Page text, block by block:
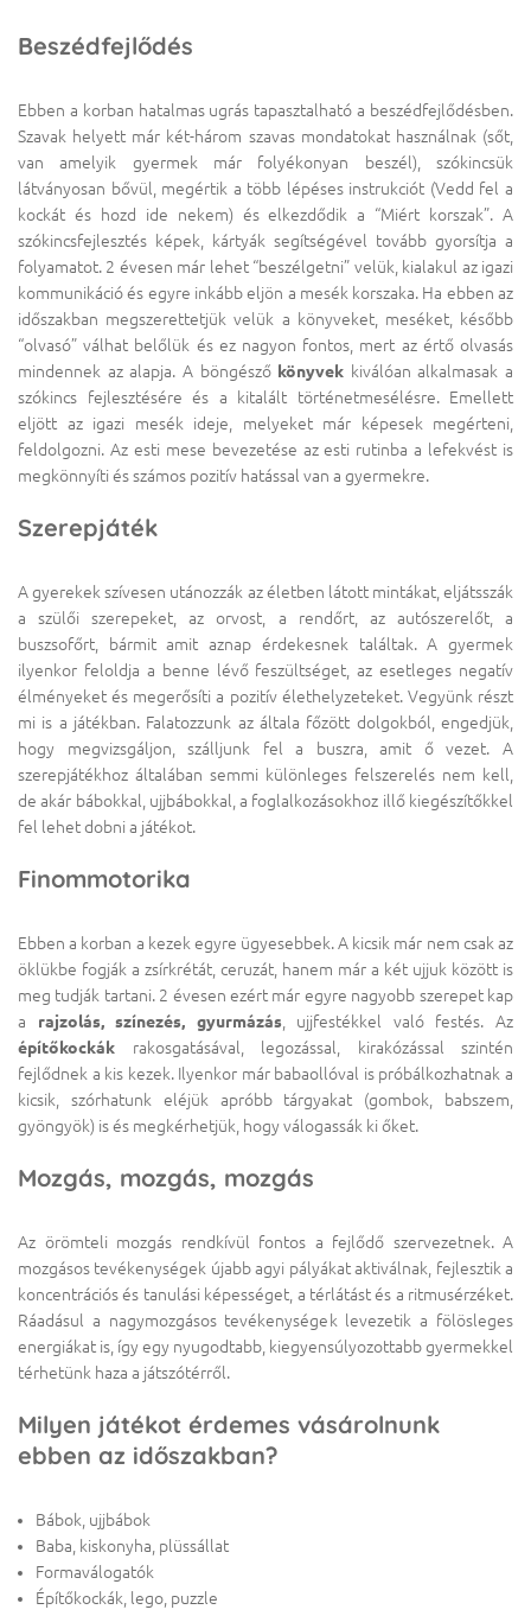
Beszédfejlődés
Ebben a korban hatalmas ugrás tapasztalható a beszédfejlődésben.
Szavak helyett már két-három szavas mondatokat használnak (sőt,
van amelyik gyermek már folyékonyan beszél), szókincsük
látványosan bővül, megértik a több lépéses instrukciót (Vedd fel a
kockát és hozd ide nekem) és elkezdődik a “Miért korszak”. A
szókincsfejlesztés képek, kártyák segítségével tovább gyorsítja a
folyamatot. 2 évesen már lehet “beszélgetni” velük, kialakul az igazi
kommunikáció és egyre inkább eljön a mesék korszaka. Ha ebben az
időszakban megszerettetjük velük a könyveket, meséket, később
“olvasó” válhat belőlük és ez nagyon fontos, mert az értő olvasás
mindennek az alapja. A böngésző könyvek kiválóan alkalmasak a
szókincs fejlesztésére és a kitalált történetmesélésre. Emellett
eljött az igazi mesék ideje, melyeket már képesek megérteni,
feldolgozni. Az esti mese bevezetése az esti rutinba a lefekvést is
megkönnyíti és számos pozitív hatással van a gyermekre.
Szerepjáték
A gyerekek szívesen utánozzák az életben látott mintákat, eljátsszák
a szülői szerepeket, az orvost, a rendőrt, az autószerelőt, a
buszsofőrt, bármit amit aznap érdekesnek találtak. A gyermek
ilyenkor feloldja a benne lévő feszültséget, az esetleges negatív
élményeket és megerősíti a pozitív élethelyzeteket. Vegyünk részt
mi is a játékban. Falatozzunk az általa főzött dolgokból, engedjük,
hogy megvizsgáljon, szálljunk fel a buszra, amit ő vezet. A
szerepjátékhoz általában semmi különleges felszerelés nem kell,
de akár bábokkal, ujjbábokkal, a foglalkozásokhoz illő kiegészítőkkel
fel lehet dobni a játékot.
Finommotorika
Ebben a korban a kezek egyre ügyesebbek. A kicsik már nem csak az
öklükbe fogják a zsírkrétát, ceruzát, hanem már a két ujjuk között is
meg tudják tartani. 2 évesen ezért már egyre nagyobb szerepet kap
a rajzolás, színezés, gyurmázás, ujjfestékkel való festés. Az
építőkockák rakosgatásával, legozással, kirakózással szintén
fejlődnek a kis kezek. Ilyenkor már babaollóval is próbálkozhatnak a
kicsik, szórhatunk eléjük apróbb tárgyakat (gombok, babszem,
gyöngyök) is és megkérhetjük, hogy válogassák ki őket.
Mozgás, mozgás, mozgás
Az örömteli mozgás rendkívül fontos a fejlődő szervezetnek. A
mozgásos tevékenységek újabb agyi pályákat aktiválnak, fejlesztik a
koncentrációs és tanulási képességet, a térlátást és a ritmusérzéket.
Ráadásul a nagymozgásos tevékenységek levezetik a fölösleges
energiákat is, így egy nyugodtabb, kiegyensúlyozottabb gyermekkel
térhetünk haza a játszótérről.
Milyen játékot érdemes vásárolnunk
ebben az időszakban?
Bábok, ujjbábok
Baba, kiskonyha, plüssállat
Formaválogatók
Építőkockák, lego, puzzle